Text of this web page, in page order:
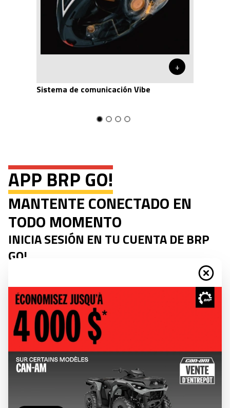
+
Sistema de comunicación Vibe
APP BRP GO!
MANTENTE CONECTADO EN
TODO MOMENTO
INICIA SESIÓN EN TU CUENTA DE BRP
GO!
ACCEDE A LA INFORMACIÓN DE TU VEHÍCULO,
CONSULTA UN RESUMEN DE TUS RECORRIDOS
ANTERIORES, DISFRUTA DE CONTENIDO
PERSONALIZADO Y MUCHO MÁS.
SENDEROS OFICIALES
Consulta los senderos oficiales de las federaciones de motos
de nieve en varias regiones.
PUNTOS DE INTERÉS
Crea puntos de interés personalizados o busca hoteles,
restaurantes, concesionarios BRP y mucho más.